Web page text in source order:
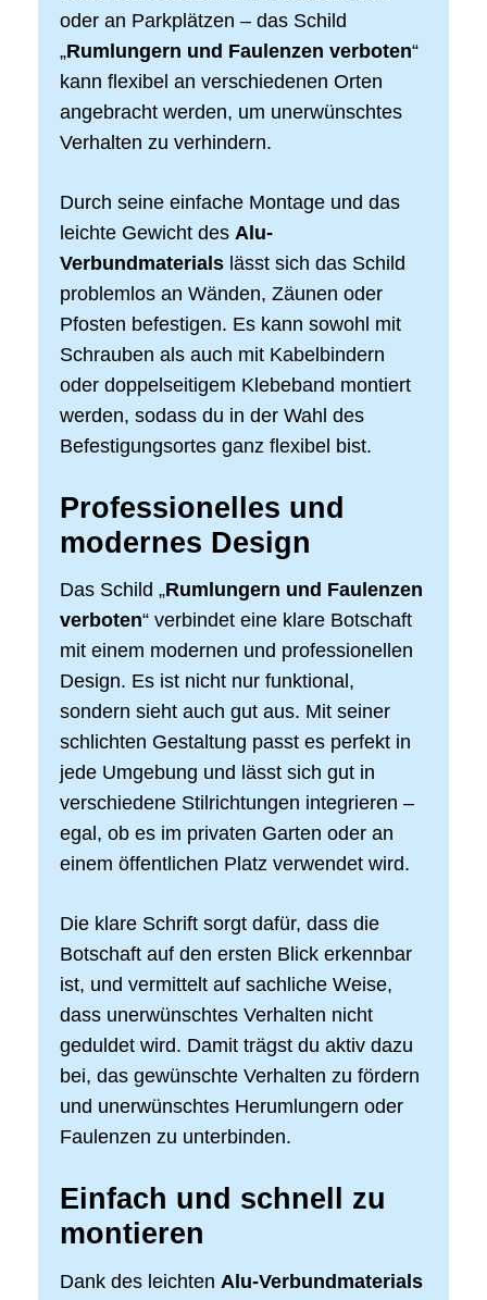
oder an Parkplätzen – das Schild
„Rumlungern und Faulenzen verboten“
kann flexibel an verschiedenen Orten
angebracht werden, um unerwünschtes
Verhalten zu verhindern.
Durch seine einfache Montage und das
leichte Gewicht des Alu-
Verbundmaterials lässt sich das Schild
problemlos an Wänden, Zäunen oder
Pfosten befestigen. Es kann sowohl mit
Schrauben als auch mit Kabelbindern
oder doppelseitigem Klebeband montiert
werden, sodass du in der Wahl des
Befestigungsortes ganz flexibel bist.
Professionelles und
modernes Design
Das Schild „Rumlungern und Faulenzen
verboten“ verbindet eine klare Botschaft
mit einem modernen und professionellen
Design. Es ist nicht nur funktional,
sondern sieht auch gut aus. Mit seiner
schlichten Gestaltung passt es perfekt in
jede Umgebung und lässt sich gut in
verschiedene Stilrichtungen integrieren –
egal, ob es im privaten Garten oder an
einem öffentlichen Platz verwendet wird.
Die klare Schrift sorgt dafür, dass die
Botschaft auf den ersten Blick erkennbar
ist, und vermittelt auf sachliche Weise,
dass unerwünschtes Verhalten nicht
geduldet wird. Damit trägst du aktiv dazu
bei, das gewünschte Verhalten zu fördern
und unerwünschtes Herumlungern oder
Faulenzen zu unterbinden.
Einfach und schnell zu
montieren
Dank des leichten Alu-Verbundmaterials